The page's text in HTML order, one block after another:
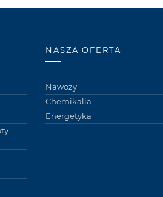
NASZA OFERTA
Nawozy
Chemikalia
Energetyka